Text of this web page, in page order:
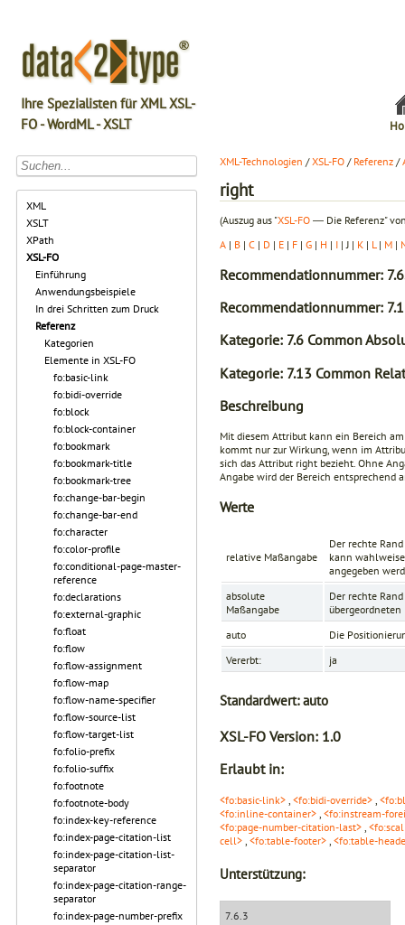
Ihre Spezialisten für XML XSL-
FO - WordML - XSLT
XML
XSLT
XPath
XSL-FO
Einführung
Anwendungsbeispiele
In drei Schritten zum Druck
Referenz
Kategorien
Elemente in XSL-FO
fo:basic-link
fo:bidi-override
fo:block
fo:block-container
fo:bookmark
fo:bookmark-title
fo:bookmark-tree
fo:change-bar-begin
fo:change-bar-end
fo:character
fo:color-profile
fo:conditional-page-master-
reference
fo:declarations
fo:external-graphic
fo:float
fo:flow
fo:flow-assignment
fo:flow-map
fo:flow-name-specifier
fo:flow-source-list
fo:flow-target-list
fo:folio-prefix
fo:folio-suffix
fo:footnote
fo:footnote-body
fo:index-key-reference
fo:index-page-citation-list
fo:index-page-citation-list-
separator
fo:index-page-citation-range-
separator
fo:index-page-number-prefix
XML-Technologien /XSL-FO / Referenz /
right
(Auszug aus "XSL-FO ― Die Referenz"
A | B | C | D | E | F | G | H | I | J | K | L | M |
Recommendationnummer:
Recommendationnummer:
Kategorie: 7.6 Common
Kategorie: 7.13 Common
Beschreibung
Mit diesem Attribut kann ein Bereich
kommt nur zur Wirkung, wenn im
sich das Attribut right bezieht. Ohne
Angabe wird der Bereich entsprechend
Werte
relative Maßangabe
Der rechte
kann
angegeben
absolute
Maßangabe
Der rechte
auto
Die
Vererbt:
ja
Standardwert:auto
XSL-FO Version: 1.0
Erlaubt in:
<fo:basic-link> <fo:bidi-override>
<fo:inline-container> <fo:instream-
<fo:page-number-citation-last>
cell> <fo:table-footer> <fo:table-
Unterstützung:
7.6.3